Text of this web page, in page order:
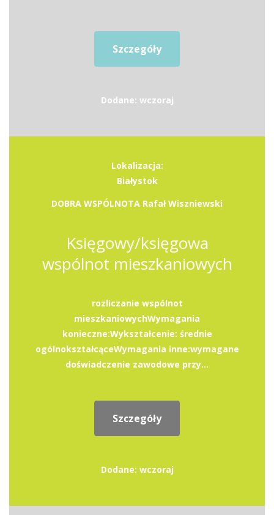
Szczegóły
Dodane: wczoraj
Lokalizacja:
Białystok
DOBRA WSPÓLNOTA Rafał Wiszniewski
Księgowy/księgowa
wspólnot mieszkaniowych
rozliczanie wspólnot
mieszkaniowychWymagania
konieczne:Wykształcenie: średnie
ogólnokształcąceWymagania inne:wymagane
doświadczenie zawodowe przy...
Szczegóły
Dodane: wczoraj